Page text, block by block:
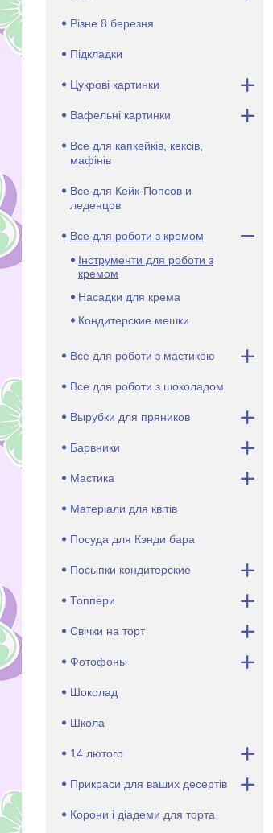
Різне 8 березня
Підкладки
Цукрові картинки
Вафельні картинки
Все для капкейків, кексів,
мафінів
Все для Кейк-Попсов и
леденцов
Все для роботи з кремом
Інструменти для роботи з
кремом
Насадки для крема
Кондитерские мешки
Все для роботи з мастикою
Все для роботи з шоколадом
Вырубки для пряников
Барвники
Мастика
Матеріали для квітів
Посуда для Кэнди бара
Посыпки кондитерские
Топпери
Свічки на торт
Фотофоны
Шоколад
Школа
14 лютого
Прикраси для ваших десертів
Корони і діадеми для торта